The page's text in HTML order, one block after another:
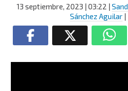
13 septiembre, 2023 | 03:22 |
Sánchez Aguilar|